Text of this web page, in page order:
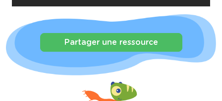
Partager une ressource